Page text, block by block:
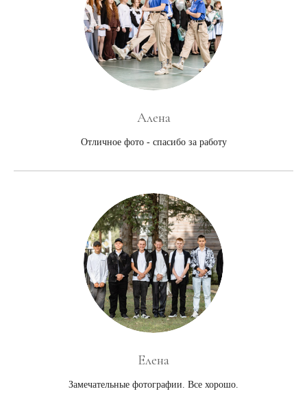
Алена
Отличное фото - спасибо за работу
Елена
Замечательные фотографии. Все хорошо.